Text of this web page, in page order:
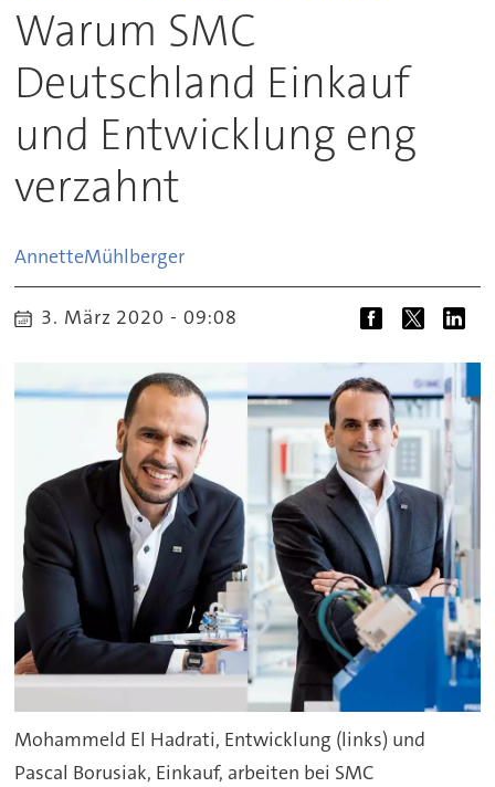
Warum SMC
Deutschland Einkauf
und Entwicklung eng
verzahnt
AnnetteMühlberger
3. März 2020 - 09:08
Mohammeld El Hadrati, Entwicklung (links) und
Pascal Borusiak, Einkauf, arbeiten bei SMC